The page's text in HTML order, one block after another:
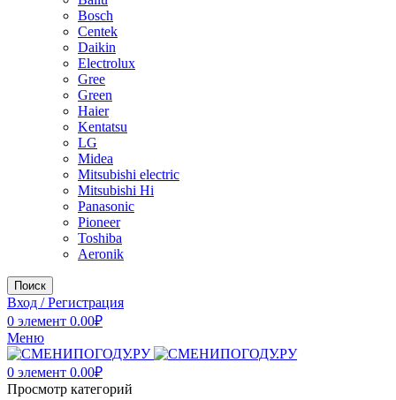
Bosch
Centek
Daikin
Electrolux
Gree
Green
Haier
Kentatsu
LG
Midea
Mitsubishi electric
Mitsubishi Hi
Panasonic
Pioneer
Toshiba
Аeronik
Поиск
Вход / Регистрация
0 элемент 0.00₽
Меню
0 элемент 0.00₽
Просмотр категорий